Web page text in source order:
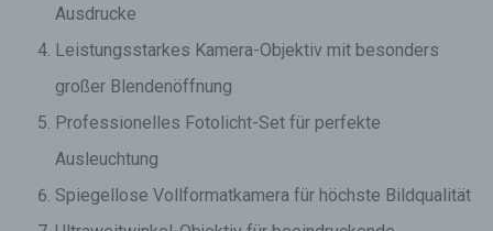
Ausdrucke
Leistungsstarkes Kamera-Objektiv mit besonders
großer Blendenöffnung
Professionelles Fotolicht-Set für perfekte
Ausleuchtung
Spiegellose Vollformatkamera für höchste Bildqualität